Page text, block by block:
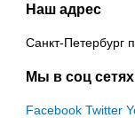
Наш адрес
Санкт-Петербург
Мы в соц сетях
Facebook Twitter